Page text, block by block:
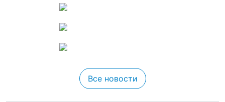
Все новости